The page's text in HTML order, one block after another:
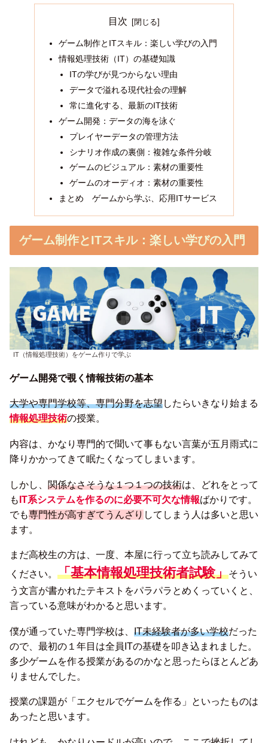
目次
ゲーム制作とITスキル：楽しい学びの入門
情報処理技術（IT）の基礎知識
ITの学びが見つからない理由
データで溢れる現代社会の理解
常に進化する、最新のIT技術
ゲーム開発：データの海を泳ぐ
プレイヤーデータの管理方法
シナリオ作成の裏側：複雑な条件分岐
ゲームのビジュアル：素材の重要性
ゲームのオーディオ：素材の重要性
まとめ ゲームから学ぶ、応用ITサービス
ゲーム制作とITスキル：楽しい学びの入門
IT（情報処理技術）をゲーム作りで学ぶ
ゲーム開発で覗く情報技術の基本
大学や専門学校等、専門分野を志望したらいきなり始まる
情報処理技術の授業。
内容は、かなり専門的で聞いて事もない言葉が五月雨式に
降りかかってきて眠たくなってしまいます。
しかし、 関係なさそうな１つ１つの技術は、どれをとって
も IT系システムを作るのに必要不可欠な情報ばかりです。
でも専門性が高すぎてうんざり してしまう人は多いと思い
ます。
まだ高校生の方は、一度、本屋に行って立ち読みしてみて
ください。 「基本情報処理技術者試験」そうい
う文言が書かれたテキストをパラパラとめくっていくと、
言っている意味がわかると思います。
僕が通っていた専門学校は、 IT未経験者が多い学校だった
ので、最初の１年目は全員ITの基礎を叩き込まれました。
多少ゲームを作る授業があるのかなと思ったらほとんどあ
りませんでした。
授業の課題が「エクセルでゲームを作る」といったものは
あったと思います。